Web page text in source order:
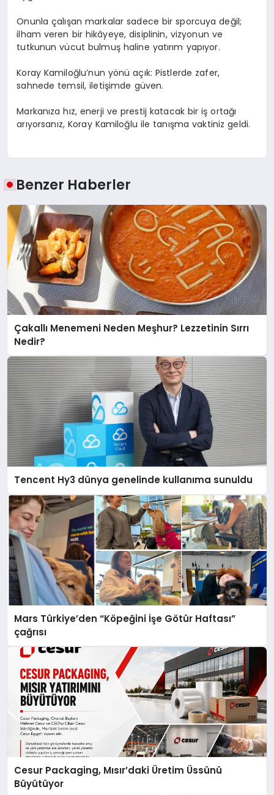
Onunla çalışan markalar sadece bir sporcuya değil;
ilham veren bir hikâyeye, disiplinin, vizyonun ve
tutkunun vücut bulmuş haline yatırım yapıyor.
Koray Kamiloğlu’nun yönü açık: Pistlerde zafer,
sahnede temsil, iletişimde güven.
Markanıza hız, enerji ve prestij katacak bir iş ortağı
arıyorsanız, Koray Kamiloğlu ile tanışma vaktiniz geldi.
Benzer Haberler
Çakallı Menemeni Neden Meşhur? Lezzetinin Sırrı
Nedir?
Tencent Hy3 dünya genelinde kullanıma sunuldu
Mars Türkiye’den “Köpeğini İşe Götür Haftası”
çağrısı
Cesur Packaging, Mısır’daki Üretim Üssünü
Büyütüyor